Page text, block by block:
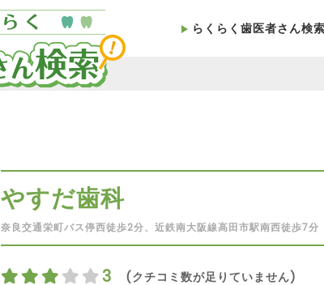
らくらく歯医者さん検
やすだ歯科
奈良交通栄町バス停西徒歩2分、近鉄南大阪線高田市駅南西徒歩7分
3 (クチコミ数が足りていません)